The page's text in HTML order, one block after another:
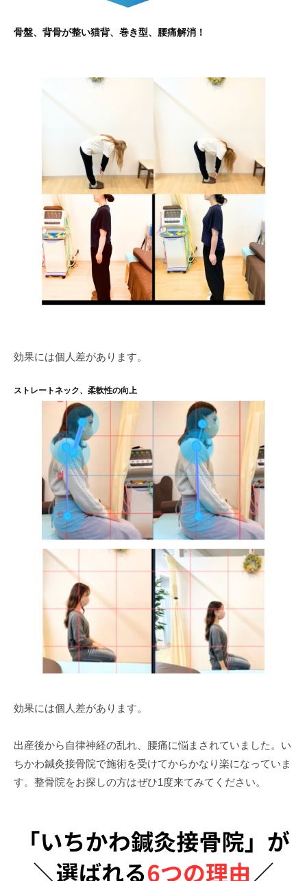
骨盤、背骨が整い猫背、巻き型、腰痛解消！
効果には個人差があります。
ストレートネック、柔軟性の向上
効果には個人差があります。
出産後から自律神経の乱れ、腰痛に悩まされていました。い
ちかわ鍼灸接骨院で施術を受けてからかなり楽になっていま
す。整骨院をお探しの方はぜひ1度来てみてください。